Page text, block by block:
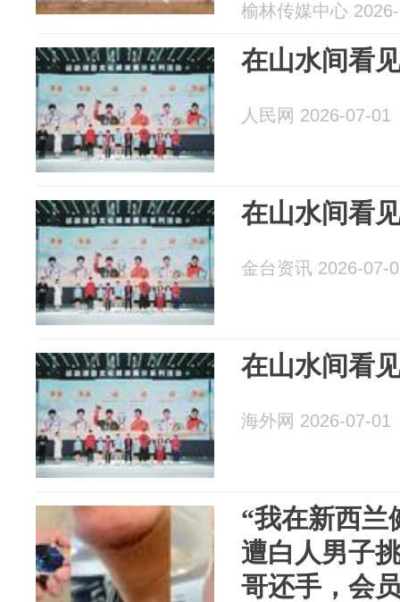
榆林传媒中心
在山水间看
人民网 2026-07-01
在山水间看
金台资讯 2026-07-
在山水间看
海外网 2026-07-01
“我在新西兰
遭白人男子
哥还手，会